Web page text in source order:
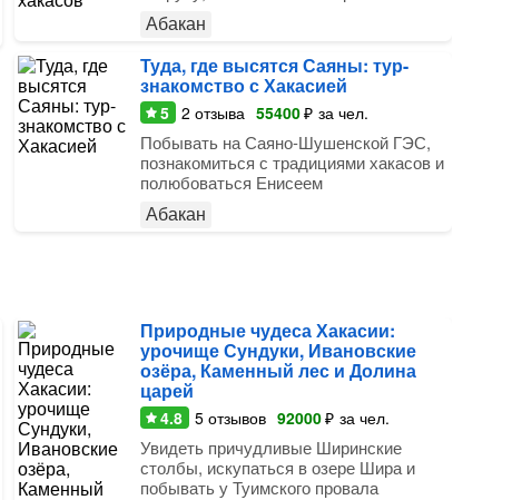
Абакан
Туда, где высятся Саяны: тур-
знакомство с Хакасией
5 2 отзыва 55400₽ за чел.
Побывать на Саяно-Шушенской ГЭС,
познакомиться с традициями хакасов и
полюбоваться Енисеем
Абакан
Природные чудеса Хакасии:
урочище Сундуки, Ивановские
озёра, Каменный лес и Долина
царей
4.8 5отзывов 92000₽ за чел.
Увидеть причудливые Ширинские
столбы, искупаться в озере Шира и
побывать у Туимского провала